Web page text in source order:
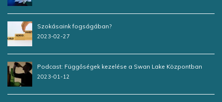
Szokásaink fogságában?
2023-02-27
Podcast: Függőségek kezelése a Swan Lake Központban
2023-01-12